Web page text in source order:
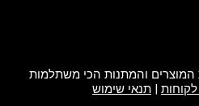
והמתנות הכי משתלמות
| תנאי שימוש